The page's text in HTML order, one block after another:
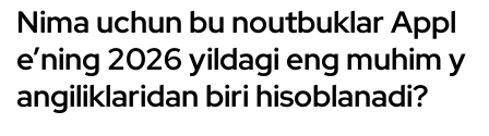
Nima uchun bu noutbuklar Appl
e’ning 2026 yildagi eng muhim y
angiliklaridan biri hisoblanadi?